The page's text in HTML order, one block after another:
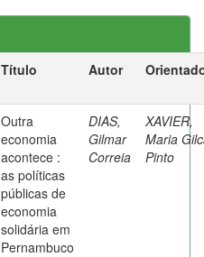
Título Autor
Outra
economia
acontece :
as políticas
públicas de
economia
solidária em
Pernambuco
DIAS,
Gilmar
Correia
XAVIER,
Maria
Pinto